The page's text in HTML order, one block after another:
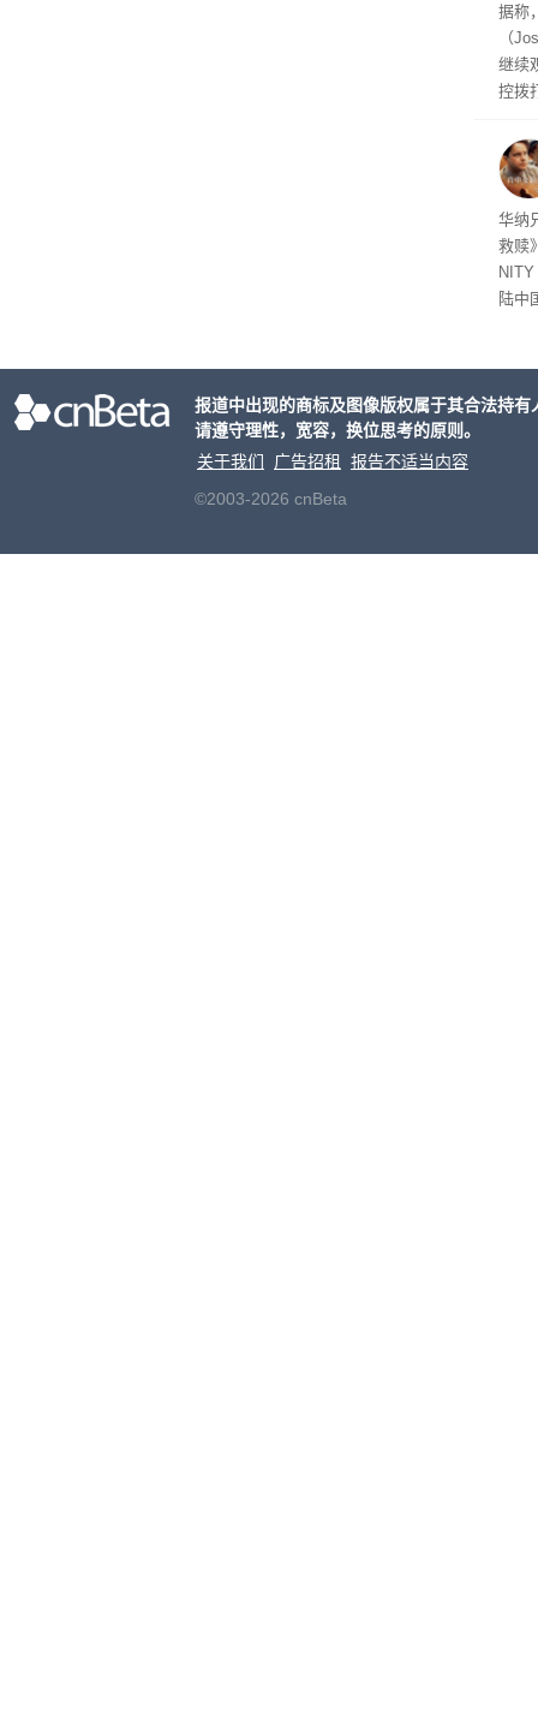
据称
（
继续
控拨
一
恐怖
华纳
救赎
陆中
报道中出现的商标及图像版权属于其合法持
请遵守理性，宽容，换位思考的原则。
关于我们
广告招租
报告不适当内容
©2003-2026 cnBeta